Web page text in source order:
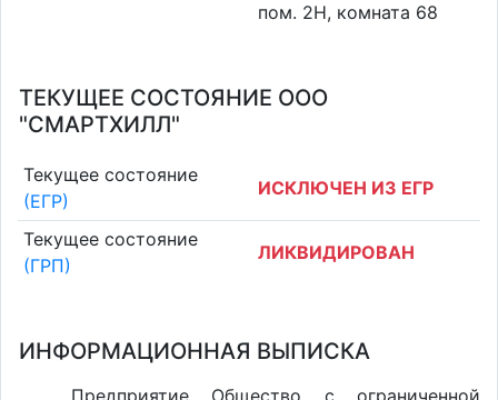
пом. 2Н, комната 68
ТЕКУЩЕЕ СОСТОЯНИЕ ООО
"СМАРТХИЛЛ"
Текущее состояние
(ЕГР)
ИСКЛЮЧЕН ИЗ ЕГР
Текущее состояние
(ГРП)
ЛИКВИДИРОВАН
ИНФОРМАЦИОННАЯ ВЫПИСКА
Предприятие Общество с ограниченной